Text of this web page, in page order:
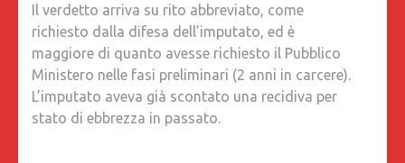
Il verdetto arriva su rito abbreviato, come
richiesto dalla difesa dell’imputato, ed è
maggiore di quanto avesse richiesto il Pubblico
Ministero nelle fasi preliminari (2 anni in carcere).
L’imputato aveva già scontato una recidiva per
stato di ebbrezza in passato.